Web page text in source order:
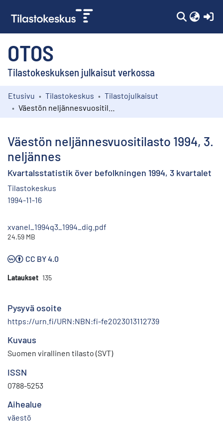
OTOS
Tilastokeskuksen julkaisut verkossa
Kokoelmat
Etusivu Tilastokeskus
Tilastojulkaisut
Väestön neljännesvuositilasto 1994, 3.
neljännes
Kvartalsstatistik över befolkningen 1994, 3 kvartalet
Tilastokeskus
1994-11-16
xvanel_1994q3_1994_dig.pdf
24.59 MB
CC BY 4.0
Lataukset 135
Pysyvä osoite
https://urn.fi/URN:NBN:fi-fe2023013112739
Kuvaus
Suomen virallinen tilasto (SVT)
ISSN
0788-5253
Aihealue
väestö